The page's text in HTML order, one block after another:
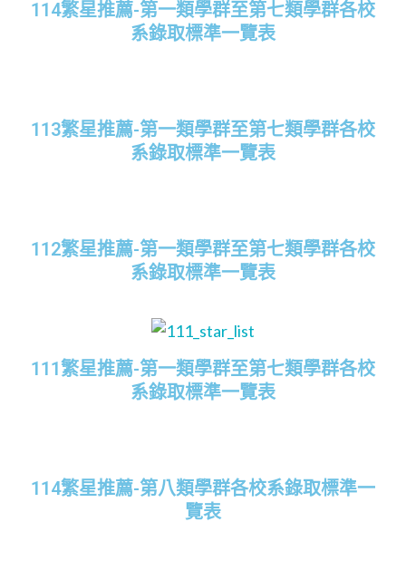
114繁星推薦-第一類學群至第七類學群各校
系錄取標準一覽表
113繁星推薦-第一類學群至第七類學群各校
系錄取標準一覽表
112繁星推薦-第一類學群至第七類學群各校
系錄取標準一覽表
111繁星推薦-第一類學群至第七類學群各校
系錄取標準一覽表
114繁星推薦-第八類學群各校系錄取標準一
覽表